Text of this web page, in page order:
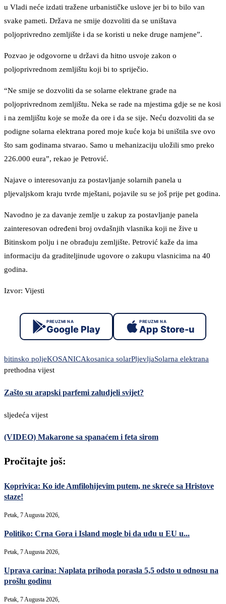
u Vladi neće izdati tražene urbanističke uslove jer bi to bilo van
svake pameti. Država ne smije dozvoliti da se uništava
poljoprivredno zemljište i da se koristi u neke druge namjene”.
Pozvao je odgovorne u državi da hitno usvoje zakon o
poljoprivrednom zemljištu koji bi to spriječio.
“Ne smije se dozvoliti da se solarne elektrane grade na
poljoprivrednom zemljištu. Neka se rade na mjestima gdje se ne kosi
i na zemljištu koje se može da ore i da se sije. Neću dozvoliti da se
podigne solarna elektrana pored moje kuće koja bi uništila sve ovo
što sam godinama stvarao. Samo u mehanizaciju uložili smo preko
226.000 eura”, rekao je Petrović.
Najave o interesovanju za postavljanje solarnih panela u
pljevaljskom kraju tvrde mještani, pojavile su se još prije pet godina.
Navodno je za davanje zemlje u zakup za postavljanje panela
zainteresovan određeni broj ovdašnjih vlasnika koji ne žive u
Bitinskom polju i ne obrađuju zemljište. Petrović kaže da ima
informaciju da graditeljinude ugovore o zakupu vlasnicima na 40
godina.
Izvor: Vijesti
PREUZMI NA
Google Play
PREUZMI NA
App Store-u
bitinsko poljeKOSANICAkosanica solarPljevljaSolarna elektrana
prethodna vijest
Zašto su arapski parfemi zaludjeli svijet?
sljedeća vijest
(VIDEO) Makarone sa spanaćem i feta sirom
Pročitajte još:
Koprivica: Ko ide Amfilohijevim putem, ne skreće sa Hristove
staze!
Petak, 7 Augusta 2026,
Politiko: Crna Gora i Island mogle bi da uđu u EU u...
Petak, 7 Augusta 2026,
Uprava carina: Naplata prihoda porasla 5,5 odsto u odnosu na
prošlu godinu
Petak, 7 Augusta 2026,